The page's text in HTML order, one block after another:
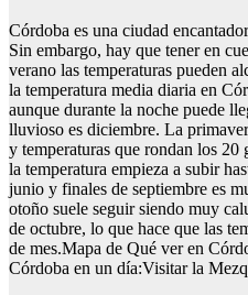
Córdoba es una ciudad
Sin embargo, hay que tener en
verano las temperaturas pueden
la temperatura media diaria en
aunque durante la noche puede
lluvioso es diciembre. La
y temperaturas que rondan los
la temperatura empieza a subir
junio y finales de septiembre es
otoño suele seguir siendo muy
de octubre, lo que hace que las
de mes.Mapa de Qué ver en
Córdoba en un día:Visitar la